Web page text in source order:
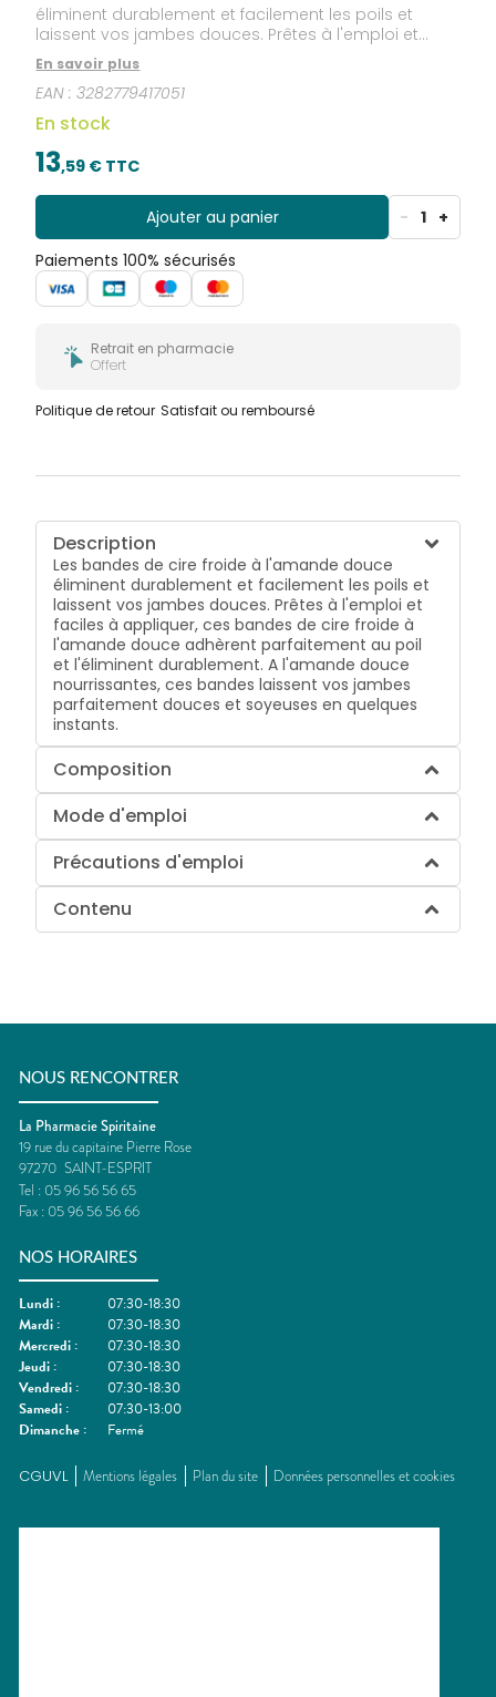
éliminent durablement et facilement les poils et
laissent vos jambes douces. Prêtes à l'emploi et
faciles à appliquer, ces bandes de cire froide à
l'amande douce adhèrent parfaitement au poil et
l'éliminent durablement. A l'amande douce
nourrissantes, ces bandes laissent vos jambes
parfaitement douces et soyeuses en quelques
instants.
En savoir plus
EAN :3282779417051
En stock
13,59 € TTC
Ajouter au panier - 1 +
Paiements 100% sécurisés
Retrait en pharmacie
Offert
Politique de retour Satisfait ou remboursé
Description
Les bandes de cire froide à l'amande douce
éliminent durablement et facilement les poils et
laissent vos jambes douces. Prêtes à l'emploi et
faciles à appliquer, ces bandes de cire froide à
l'amande douce adhèrent parfaitement au poil
et l'éliminent durablement. A l'amande douce
nourrissantes, ces bandes laissent vos jambes
parfaitement douces et soyeuses en quelques
instants.
Composition
Mode d'emploi
Précautions d'emploi
Contenu
NOUS RENCONTRER
La Pharmacie Spiritaine
19 rue du capitaine Pierre Rose
97270 SAINT-ESPRIT
Tel : 05 96 56 56 65
Fax : 05 96 56 56 66
NOS HORAIRES
Lundi :
07:30-18:30
Mardi :
07:30-18:30
Mercredi :
07:30-18:30
Jeudi :
07:30-18:30
Vendredi :
07:30-18:30
Samedi :
07:30-13:00
Dimanche : Fermé
CGUVL Mentions légales Plan du site Données personnelles et cookies